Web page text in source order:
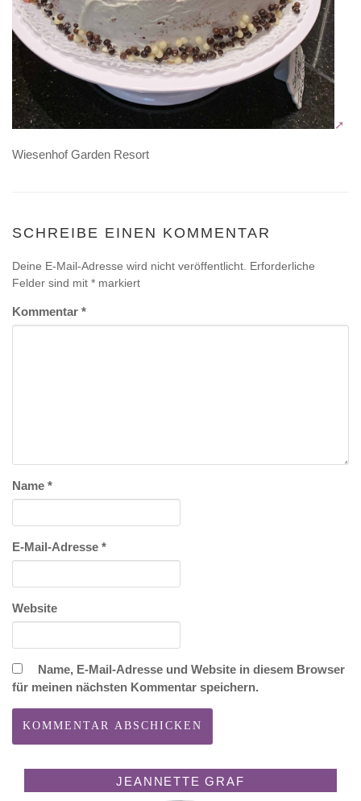
Wiesenhof Garden Resort
SCHREIBE EINEN KOMMENTAR
Deine E-Mail-Adresse wird nicht veröffentlicht. Erforderliche
Felder sind mit * markiert
Kommentar *
Name *
E-Mail-Adresse *
Website
Name, E-Mail-Adresse und Website in diesem Browser
für meinen nächsten Kommentar speichern.
JEANNETTE GRAF